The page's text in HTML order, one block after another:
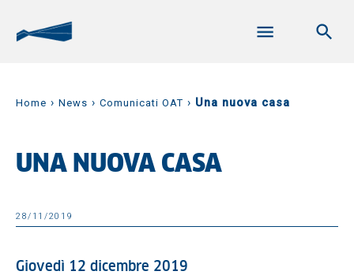
Home › News › Comunicati OAT › Una nuova casa
UNA NUOVA CASA
28/11/2019
Giovedì 12 dicembre 2019